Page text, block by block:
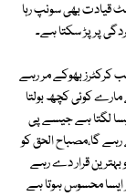
قیادت بھی سونپ رہا
پر پڑ سکتا ہے۔
کرکٹرز بھوکے مر رہے
مارے کوئی کچھ بولتا
لگتا ہے جیسے پی
گا،مصباح الحق کو
بہترین قرار دے رہے
ایسا محسوس ہوتا ہے